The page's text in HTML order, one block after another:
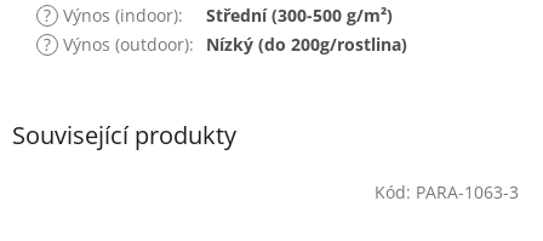
Související produkty
Kód: PARA-1063-3
? Výnos (indoor):
Střední (300-500 g/m²)
? Výnos (outdoor): Nízký (do 200g/rostlina)